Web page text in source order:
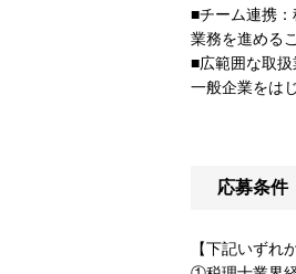
■チーム連携
業務を進める
■広範囲な取扱
一般企業をは
応募条件
【下記いずれ